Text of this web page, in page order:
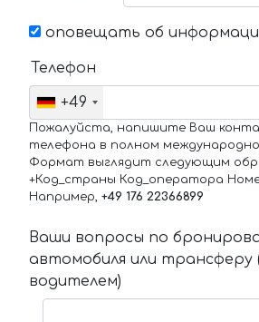
оповещать об
Телефон
+49
Пожалуйста, напишите Ваш
телефона в полном
Формат выглядит следующим
+Код_страны Код_оператора
Например, +49 176 22366899
Ваши вопросы по
автомобиля или трансферу
водителем)